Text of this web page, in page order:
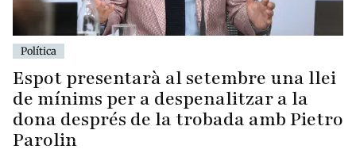
Política
Espot presentarà al setembre una llei
de mínims per a despenalitzar a la
dona després de la trobada amb Pietro
Parolin